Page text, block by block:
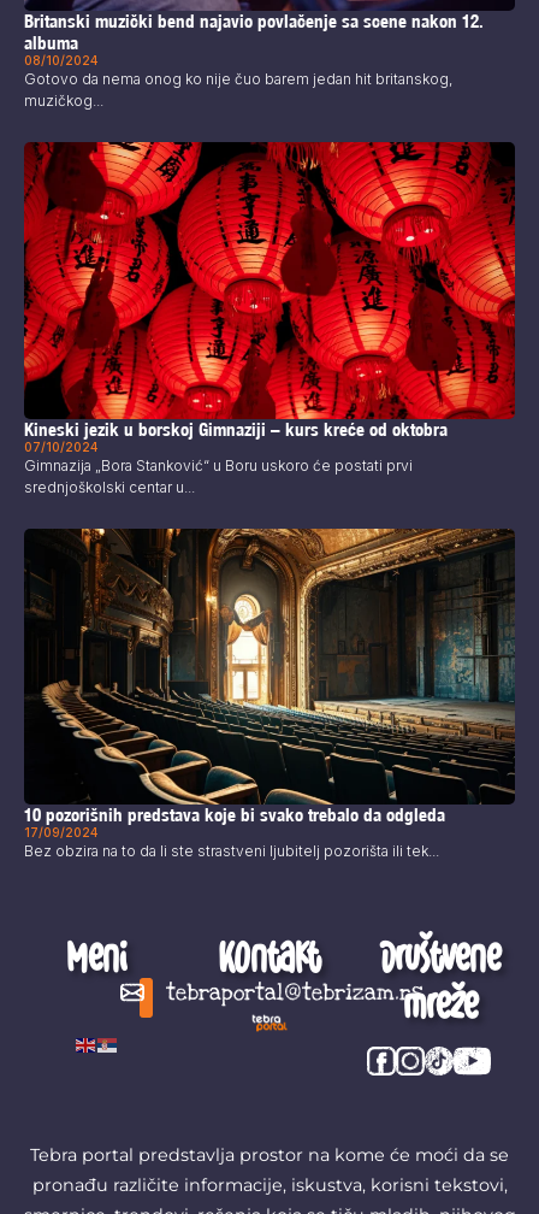
Britanski muzički bend najavio povlačenje sa scene nakon 12.
albuma
08/10/2024
Gotovo da nema onog ko nije čuo barem jedan hit britanskog,
muzičkog...
Kineski jezik u borskoj Gimnaziji – kurs kreće od oktobra
07/10/2024
Gimnazija „Bora Stanković“ u Boru uskoro će postati prvi
srednjoškolski centar u...
10 pozorišnih predstava koje bi svako trebalo da odgleda
17/09/2024
Bez obzira na to da li ste strastveni ljubitelj pozorišta ili tek...
Meni Kontakt
tebraportal@tebrizam.rs
Društvene
mreže
Tebra portal predstavlja prostor na kome će moći da se
pronađu različite informacije, iskustva, korisni tekstovi,